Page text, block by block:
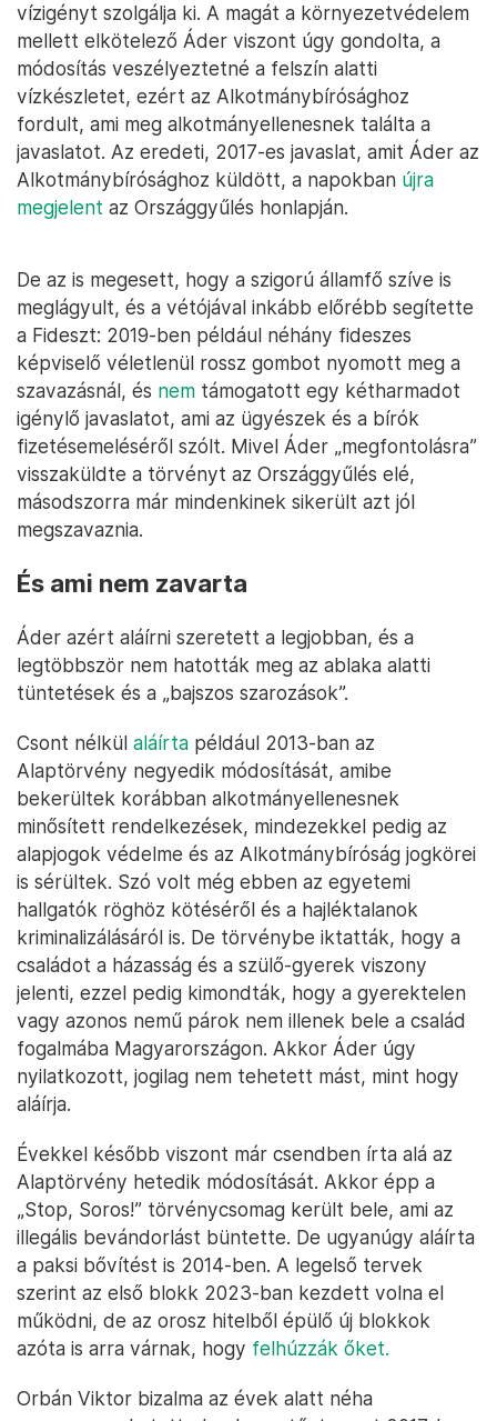
vízigényt szolgálja ki. A magát a környezetvédelem
mellett elkötelező Áder viszont úgy gondolta, a
módosítás veszélyeztetné a felszín alatti
vízkészletet, ezért az Alkotmánybírósághoz
fordult, ami meg alkotmányellenesnek találta a
javaslatot. Az eredeti, 2017-es javaslat, amit Áder az
Alkotmánybírósághoz küldött, a napokban újra
megjelent az Országgyűlés honlapján.
De az is megesett, hogy a szigorú államfő szíve is
meglágyult, és a vétójával inkább előrébb segítette
a Fideszt: 2019-ben például néhány fideszes
képviselő véletlenül rossz gombot nyomott meg a
szavazásnál, és nem támogatott egy kétharmadot
igénylő javaslatot, ami az ügyészek és a bírók
fizetésemeléséről szólt. Mivel Áder „megfontolásra”
visszaküldte a törvényt az Országgyűlés elé,
másodszorra már mindenkinek sikerült azt jól
megszavaznia.
És ami nem zavarta
Áder azért aláírni szeretett a legjobban, és a
legtöbbször nem hatották meg az ablaka alatti
tüntetések és a „bajszos szarozások”.
Csont nélkül aláírta például 2013-ban az
Alaptörvény negyedik módosítását, amibe
bekerültek korábban alkotmányellenesnek
minősített rendelkezések, mindezekkel pedig az
alapjogok védelme és az Alkotmánybíróság jogkörei
is sérültek. Szó volt még ebben az egyetemi
hallgatók röghöz kötéséről és a hajléktalanok
kriminalizálásáról is. De törvénybe iktatták, hogy a
családot a házasság és a szülő-gyerek viszony
jelenti, ezzel pedig kimondták, hogy a gyerektelen
vagy azonos nemű párok nem illenek bele a család
fogalmába Magyarországon. Akkor Áder úgy
nyilatkozott, jogilag nem tehetett mást, mint hogy
aláírja.
Évekkel később viszont már csendben írta alá az
Alaptörvény hetedik módosítását. Akkor épp a
„Stop, Soros!” törvénycsomag került bele, ami az
illegális bevándorlást büntette. De ugyanúgy aláírta
a paksi bővítést is 2014-ben. A legelső tervek
szerint az első blokk 2023-ban kezdett volna el
működni, de az orosz hitelből épülő új blokkok
azóta is arra várnak, hogy felhúzzák őket.
Orbán Viktor bizalma az évek alatt néha